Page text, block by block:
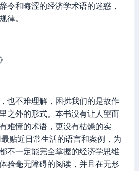
令和晦涩的经济学术语的迷惑，
律。
也不难理解，困扰我们的是故作
之外的形式。本书没有让人望而
难懂的术语，更没有枯燥的实
贴近日常生活的语言和案例，为
不一定能完全掌握的经济学思维
验毫无障碍的阅读，并且在无形